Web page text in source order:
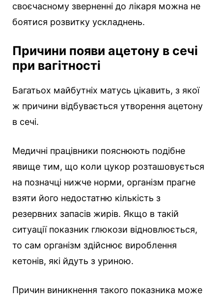
своєчасному зверненні до лікаря можна не
боятися розвитку ускладнень.
Причини появи ацетону в сечі
при вагітності
Багатьох майбутніх матусь цікавить, з якої
ж причини відбувається утворення ацетону
в сечі.
Медичні працівники пояснюють подібне
явище тим, що коли цукор розташовується
на позначці нижче норми, організм прагне
взяти його недостатню кількість з
резервних запасів жирів. Якщо в такій
ситуації показник глюкози відновлюється,
то сам організм здійснює вироблення
кетонів, які йдуть з уриною.
Причин виникнення такого показника може